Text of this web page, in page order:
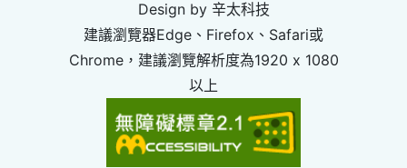
Design by 辛太科技
建議瀏覽器Edge、Firefox、Safari或
Chrome，建議瀏覽解析度為1920 x 1080
以上